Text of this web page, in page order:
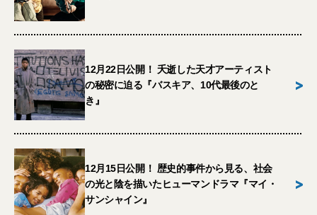
12月22日公開！ 夭逝した天才アーティスト
の秘密に迫る『バスキア、10代最後のと
き』
>
12月15日公開！ 歴史的事件から見る、社会
の光と陰を描いたヒューマンドラマ『マイ・
サンシャイン』
>